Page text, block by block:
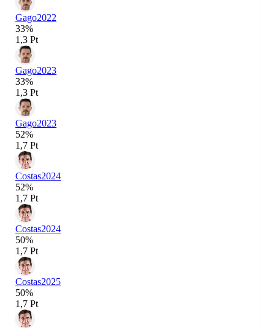
Gago2022
33%
1,3 Pt
Gago2023
33%
1,3 Pt
Gago2023
52%
1,7 Pt
Costas2024
52%
1,7 Pt
Costas2024
50%
1,7 Pt
Costas2025
50%
1,7 Pt